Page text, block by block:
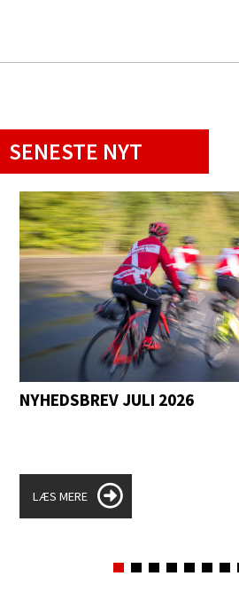
SENESTE NYT
NYHEDSBREV JULI 2026
LÆS MERE